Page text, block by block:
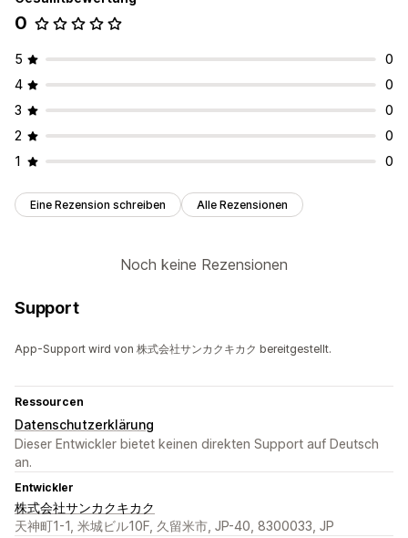
0
5
0
4
0
3
0
2
0
1
0
Eine Rezension schreiben Alle Rezensionen
Noch keine Rezensionen
Support
App-Support wird von 株式会社サンカクキカク bereitgestellt.
Ressourcen
Datenschutzerklärung
Dieser Entwickler bietet keinen direkten Support auf Deutsch
an.
Entwickler
株式会社サンカクキカク
天神町1-1, 米城ビル10F, 久留米市, JP-40, 8300033, JP